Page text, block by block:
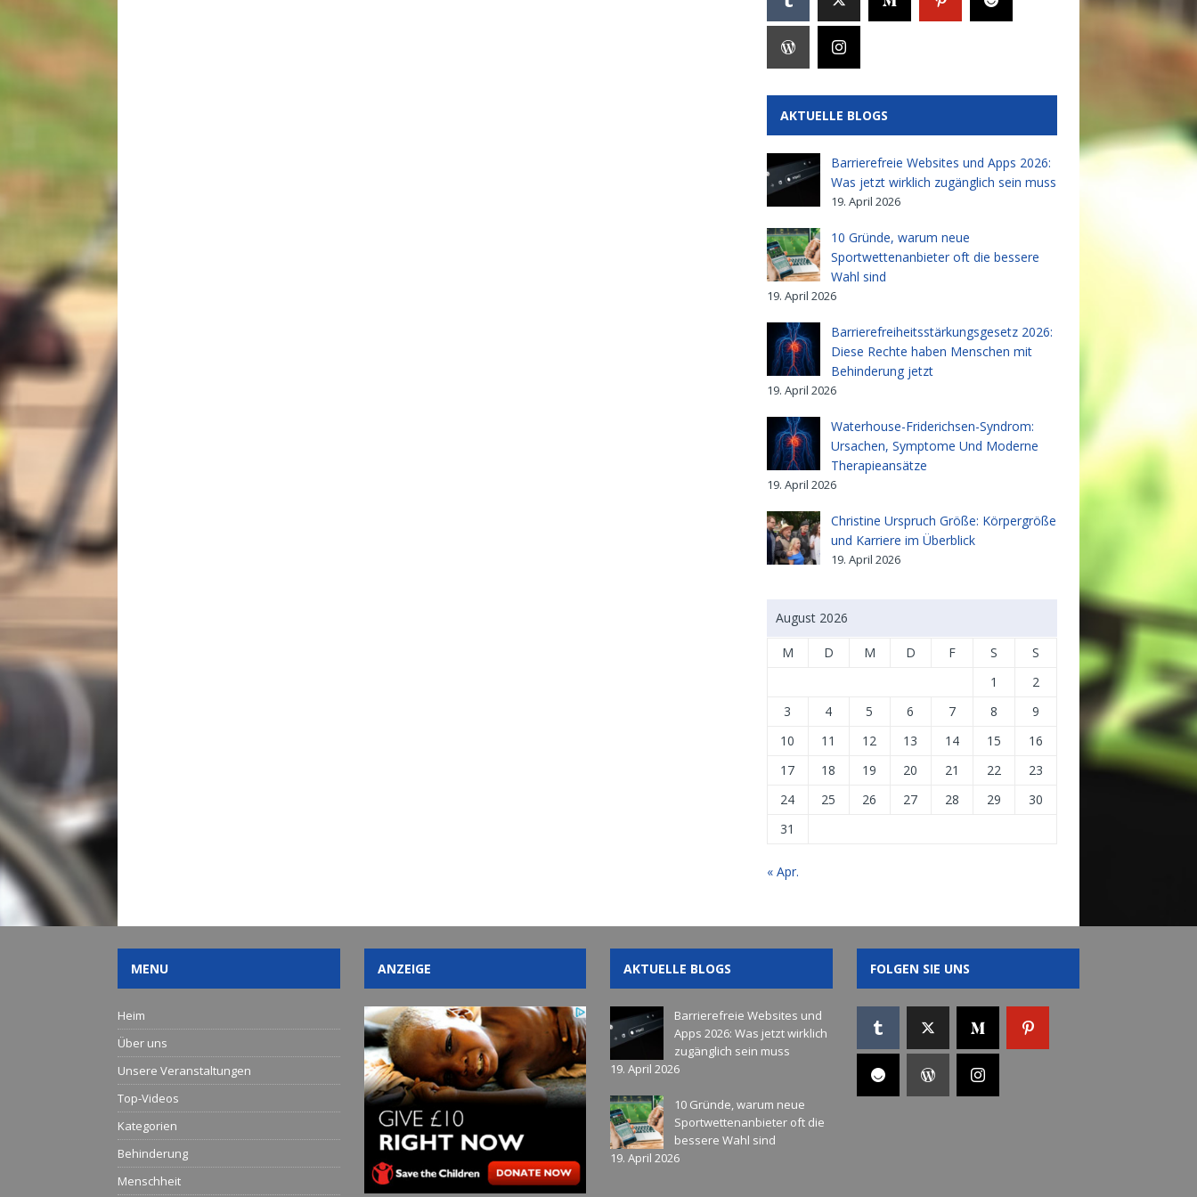
AKTUELLE BLOGS
Barrierefreie Websites und Apps 2026:
Was jetzt wirklich zugänglich sein muss
19. April 2026
10 Gründe, warum neue
Sportwettenanbieter oft die bessere
Wahl sind
19. April 2026
Barrierefreiheitsstärkungsgesetz 2026:
Diese Rechte haben Menschen mit
Behinderung jetzt
19. April 2026
Waterhouse-Friderichsen-Syndrom:
Ursachen, Symptome Und Moderne
Therapieansätze
19. April 2026
Christine Urspruch Größe: Körpergröße
und Karriere im Überblick
19. April 2026
August 2026
M D M D F S
S
1
2
3
4 5 6 7 8
9
10
11 12 13 14 15
16
17
18 19 20 21 22
23
24
25 26 27 28 29
30
31
« Apr.
MENU
Heim
Über uns
Unsere Veranstaltungen
Top-Videos
Kategorien
Behinderung
Menschheit
ANZEIGE AKTUELLE BLOGS
Barrierefreie Websites und
Apps 2026: Was jetzt wirklich
zugänglich sein muss
19. April 2026
10 Gründe, warum neue
Sportwettenanbieter oft die
bessere Wahl sind
19. April 2026
FOLGEN SIE UNS